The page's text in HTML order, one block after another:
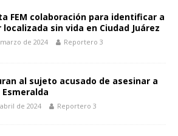
FEM colaboración para identificar a
localizada sin vida en Ciudad Juárez
de 2024 Reportero 3
al sujeto acusado de asesinar a
Esmeralda
de 2024 Reportero 3